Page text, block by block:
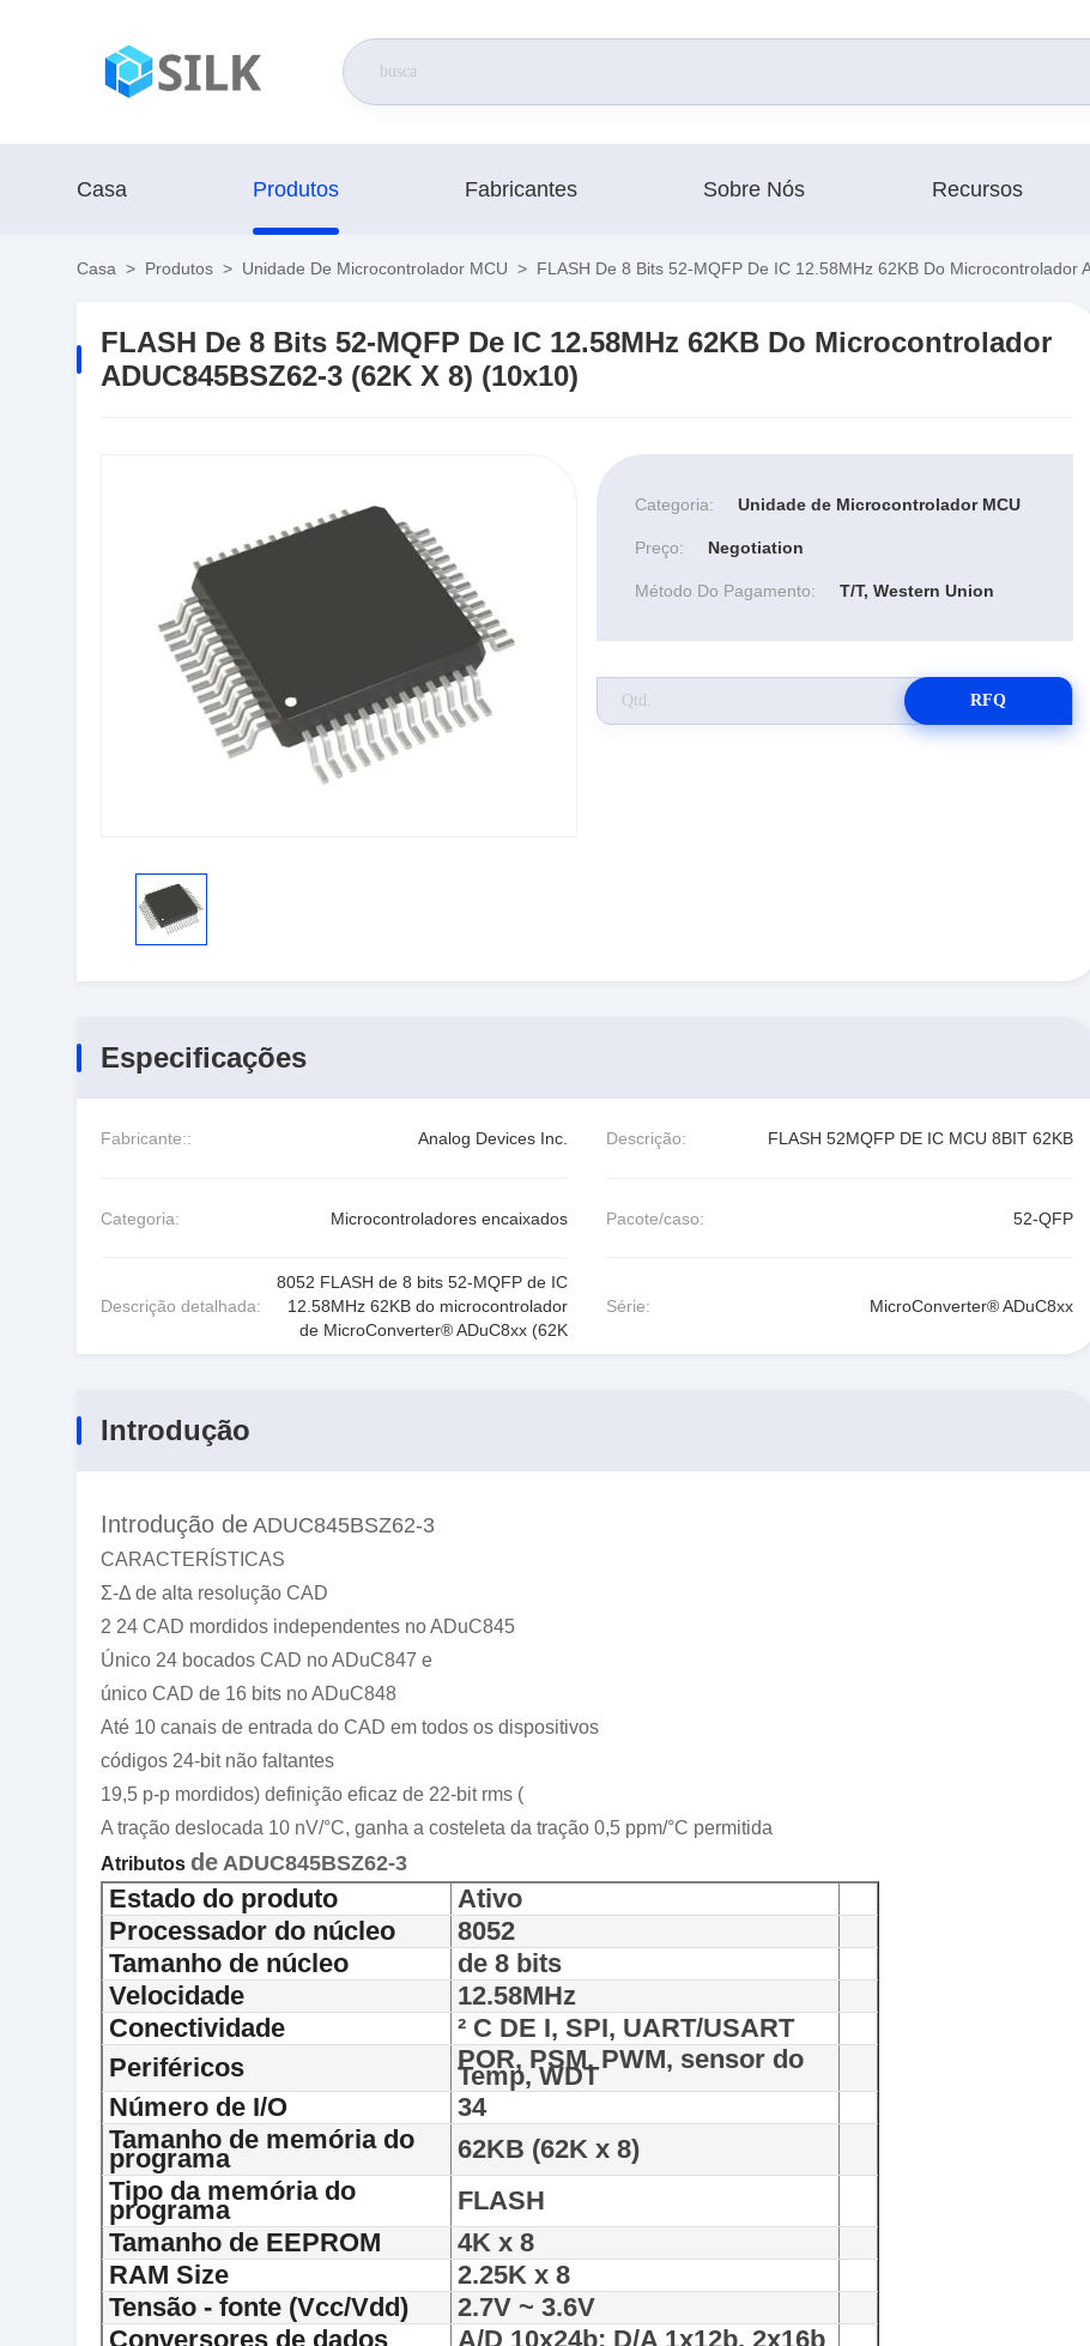
Casa Produtos Fabricantes Sobre Nós Recursos
Casa > Produtos > Unidade De Microcontrolador MCU > FLASH De 8 Bits 52-MQFP De IC 12.58MHz 62KB Do Microcontrolador
FLASH De 8 Bits 52-MQFP De IC 12.58MHz 62KB Do Microcontrolador
ADUC845BSZ62-3 (62K X 8) (10x10)
Categoria: Unidade de Microcontrolador MCU
Preço: Negotiation
Método Do Pagamento: T/T, Western Union
RFQ
Especificações
Fabricante:: Analog Devices Inc. Descrição: FLASH 52MQFP DE IC MCU 8BIT 62KB
Categoria: Microcontroladores encaixados Pacote/caso: 52-QFP
Descrição detalhada:
8052 FLASH de 8 bits 52-MQFP de IC
12.58MHz 62KB do microcontrolador
de MicroConverter® ADuC8xx (62K
Série: MicroConverter® ADuC8xx
Introdução
Introdução de ADUC845BSZ62-3
CARACTERÍSTICAS
Σ-Δ de alta resolução CAD
2 24 CAD mordidos independentes no ADuC845
Único 24 bocados CAD no ADuC847 e
único CAD de 16 bits no ADuC848
Até 10 canais de entrada do CAD em todos os dispositivos
códigos 24-bit não faltantes
19,5 p-p mordidos) definição eficaz de 22-bit rms (
A tração deslocada 10 nV/°C, ganha a costeleta da tração 0,5 ppm/°C permitida
Atributos de ADUC845BSZ62-3
Estado do produto
Ativo
Processador do núcleo
8052
Tamanho de núcleo
de 8 bits
Velocidade
12.58MHz
Conectividade
² C DE I, SPI, UART/USART
Periféricos
POR, PSM, PWM, sensor do
Temp, WDT
Número de I/O
34
Tamanho de memória do
programa
62KB (62K x 8)
Tipo da memória do
programa
FLASH
Tamanho de EEPROM
4K x 8
RAM Size
2.25K x 8
Tensão - fonte (Vcc/Vdd)
2.7V ~ 3.6V
Conversores de dados
A/D 10x24b; D/A 1x12b, 2x16b